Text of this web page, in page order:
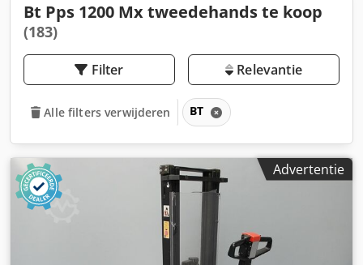
Bt Pps 1200 Mx tweedehands te koop
(183)
Filter Relevantie
Alle filters verwijderen BT
Advertentie